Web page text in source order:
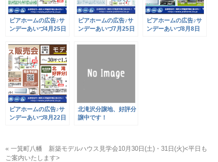
ピアホームの広告♪サ
ンデーあいづ4月25日
ピアホームの広告♪サ
ンデーあいづ7月25日
ピアホームの広告♪サ
ンデーあいづ8月8日
ピアホームの広告♪サ
ンデーあいづ8月22日
北滝沢分譲地、好評分
譲中です！
« 一箕町八幡 新築モデルハウス見学会10月30日(土)・31日(火)<平日も
ご案内いたします>